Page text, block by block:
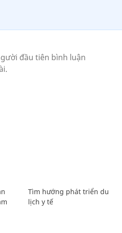
Tìm hướng phát triển du
lịch y tế